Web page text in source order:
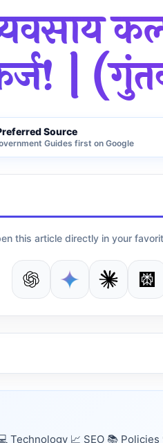
कर्ज! |
Source
Guides first on Google
this article directly in your
📈 SEO 📚